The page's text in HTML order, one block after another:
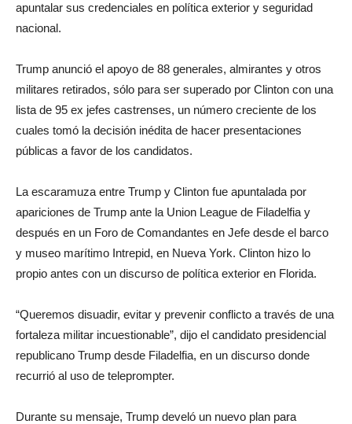
apuntalar sus credenciales en política exterior y seguridad
nacional.
Trump anunció el apoyo de 88 generales, almirantes y otros
militares retirados, sólo para ser superado por Clinton con una
lista de 95 ex jefes castrenses, un número creciente de los
cuales tomó la decisión inédita de hacer presentaciones
públicas a favor de los candidatos.
La escaramuza entre Trump y Clinton fue apuntalada por
apariciones de Trump ante la Union League de Filadelfia y
después en un Foro de Comandantes en Jefe desde el barco
y museo marítimo Intrepid, en Nueva York. Clinton hizo lo
propio antes con un discurso de política exterior en Florida.
“Queremos disuadir, evitar y prevenir conflicto a través de una
fortaleza militar incuestionable”, dijo el candidato presidencial
republicano Trump desde Filadelfia, en un discurso donde
recurrió al uso de teleprompter.
Durante su mensaje, Trump develó un nuevo plan para